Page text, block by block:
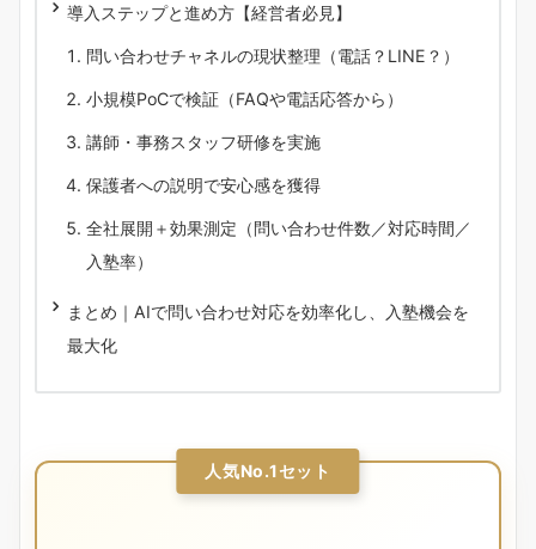
導入ステップと進め方【経営者必見】
問い合わせチャネルの現状整理（電話？LINE？）
小規模PoCで検証（FAQや電話応答から）
講師・事務スタッフ研修を実施
保護者への説明で安心感を獲得
全社展開＋効果測定（問い合わせ件数／対応時間／
入塾率）
まとめ｜AIで問い合わせ対応を効率化し、入塾機会を
最大化
人気No.1セット